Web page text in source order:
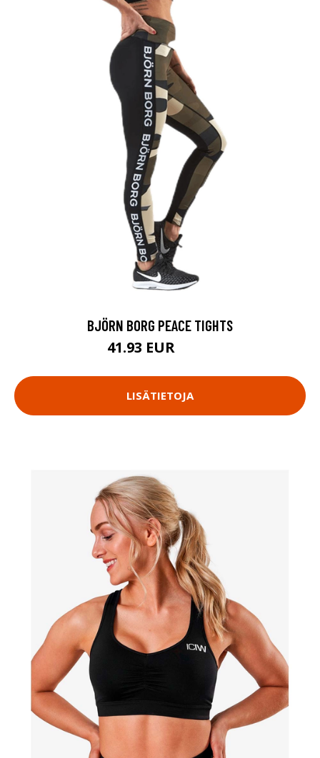
BJÖRN BORG PEACE TIGHTS
41.93 EUR
LISÄTIETOJA